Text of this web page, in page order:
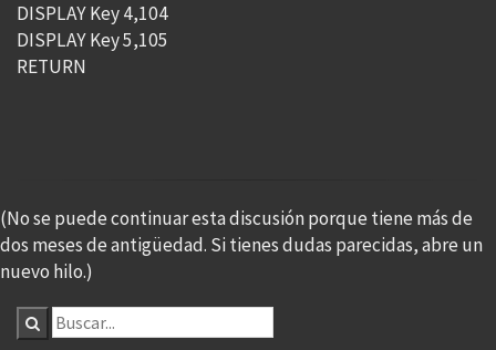
DISPLAY Key 4,104
DISPLAY Key 5,105
RETURN
(No se puede continuar esta discusión porque tiene más de
dos meses de antigüedad. Si tienes dudas parecidas, abre un
nuevo hilo.)